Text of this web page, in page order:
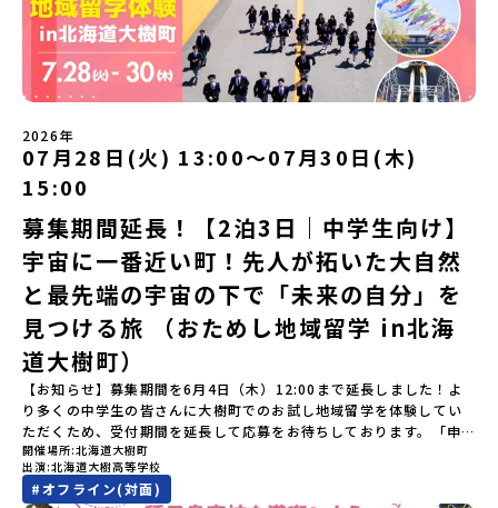
の歴史的な町並みを体感する「有田焼絵付けアクティビティ」 -職
人さんからまなぶ！有田焼伝統の「絵付け」体験ワークショップ
（協力：clay studio）「みんなで楽しもう！BBQ」 -BBQづく
り -仲間や地元の高校生、町の大人たちと交流・対話＜２日目＞
（AM）「1日目の振り返り」「ワークショップ」 -ゲスト講師によ
（PM）「ランチ/お土産タイム」解散※天候の状況や参加人数によ
ってプログラムを変更する場合がございます。参加概要【開催場
所】佐賀県 有田町（ありたちょう）【実施日程】7月4日（土）〜7
月5日（日）※参加が確定した方には6月5日（金） 18:30～20:00に
「参加者向け事前オンライン研修」をご案内する予定です。必ず参
加をお願いします。【集合場所・時間】7月4日(土) 12：00 JR有田
駅※12：00までにJR有田駅に到着する便で手配ください。【解散場
所・時間】7月5日(日) 13：00頃 JR有田駅【対象】中学2年生、中
学3年生【宿泊先】ありこや（佐賀県西松浦郡有田町）※地域みらい
留学生が活用している宿泊施設（シェアハウス）です。※1室1名で
宿泊いただく予定です。 【旅行代金】無料※旅行代金に含まれる費
用のうち、以下の内容が無料となります：・宿泊費（1泊分）・プロ
グラム内のアクティビティ・体験費用・一部の食事代*以下の費用は
参加者のご負担となります・集合場所までの往復交通費・お土産代
や自由時間の個人飲食費などの個人的費用【募集人数】最大5名（お
申し込み多数の場合は抽選の上決定）【参加者決定】お申し込み多
数の場合は、締め切り後1週間を目途に当落結果をご連絡いたしま
す。【申し込み受付期間】5月7日(木)12：00 から 5月21日(木)
験」は、日本全国約200の高校と連携し、地域の枠を超えて学校生活
を送る「地域みらい留学」をプチ体験できるプログラムです。はじ
めてのひとり旅でも安心！現地でもスタッフがしっかりとサポート
いたします。今回のフィールドは「北海道平取町（びらとりちょ
う）」北海道の南に位置する平取町（びらとりちょう）。壮大な自
然と「アイヌ文化」が継承されている町として広く知られていま
す。町名の「平取（びらとり）」は、アイヌ語「ピラ・ウトゥル」
（崖の間を意味）という言葉から名付けられました。見上げるほど
大きな山々が連なる「幌尻岳（ぽろしりだけ）」の景色は絶景！日
本一の広さを誇る「すずらん」が咲く花畑や、和牛がのんびりと過
ごす放牧地。日本一の清流に選ばれたこともある、ヤマメやニジマ
スが泳ぐ「沙流川（さるがわ）」。他の地域では見ることのできな
い圧倒的スケールの自然を味わうことができます。さらに、源義経
（みなもとのよしつね）とも縁が深いとされている地域で、義経を
祀った神社や公園などが存在し、アイヌ民族と日本の歴史を交差す
る瞬間を肌で体感できる町です。北の大地で育まれた「アイヌ文
化」とは？「アイヌ」の文化は北海道を中心とした北部周辺で、先
住民族である「アイヌ民族」によって大切に育まれてきた文化で
す。日本語とは異なる響きを持つ「アイヌ語」や、自然界のあらゆ
る物に「魂」が宿ると考える「精神文化」、祭りや家庭での行事な
どに踊られる「古式舞踊」、独特の文様による刺繍（ししゅう）、
木彫り等の工芸など、ユニークな文化が存在します。アイヌ文化で
は、人間のまわりに存在する生き物や自然のチカラ、暮らしの道具
2026年
07月28日(火) 13:00〜07月30日(木)
15:00
募集期間延長！【2泊3日｜中学生向け】
宇宙に一番近い町！先人が拓いた大自然
と最先端の宇宙の下で「未来の自分」を
見つける旅 （おためし地域留学 in北海
道大樹町）
【お知らせ】募集期間を6月4日（木）12:00まで延長しました！よ
り多くの中学生の皆さんに大樹町でのお試し地域留学を体験してい
ただくため、受付期間を延長して応募をお待ちしております。「申
し込みのタイミングを逃してしまった」という方も、この機会にぜ
ひ一歩踏み出してみませんか？※都合により締め切りを早める場合
がございます。お早目にご応募ください！-------------------------
開催場所 北海道大樹町
出演 北海道大樹高等学校
#オフライン(対面)